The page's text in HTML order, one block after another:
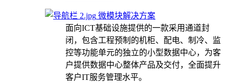
微模块解决方案
面向ICT基础设施提供的一款采用通道封
闭，包含工程预制的机柜、配电、制冷、监
控等功能单元的独立的小型数据中心，为客
户提供数据中心整体产品及交付，全面提升
客户IT服务管理水平。